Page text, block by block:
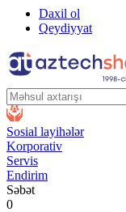
Daxil ol
Qeydiyyat
Sosial layihələr
Korporativ
Servis
Endirim
Səbət
0